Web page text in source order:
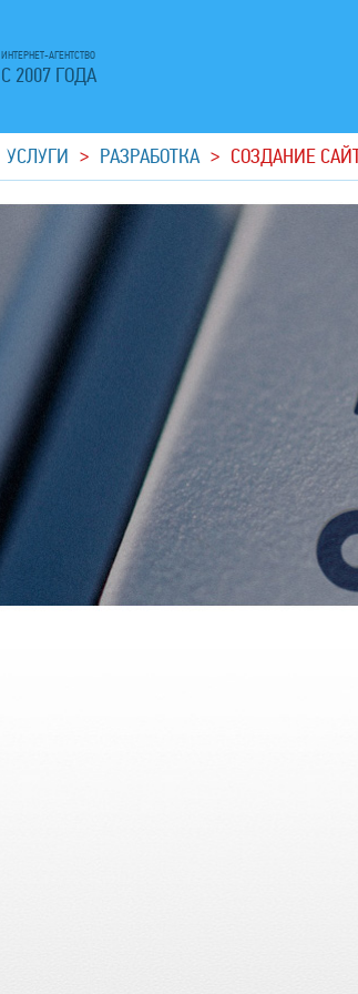
ИНТЕРНЕТ-АГЕНТСТВО
С 2007 ГОДА
УСЛУГИ > РАЗРАБОТКА > СОЗДАНИЕ